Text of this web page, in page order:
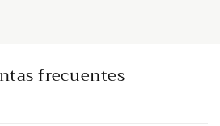
frecuentes